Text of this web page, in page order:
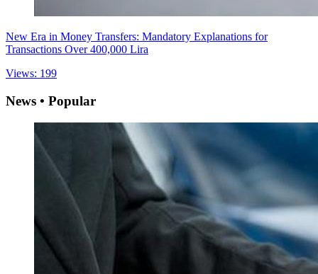
New Era in Money Transfers: Mandatory Explanations for
Transactions Over 400,000 Lira
Views: 199
News • Popular